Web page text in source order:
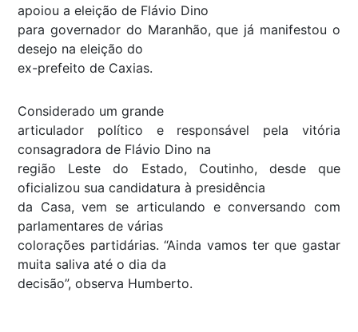
apoiou a eleição de Flávio Dino
para governador do Maranhão, que já manifestou o
desejo na eleição do
ex-prefeito de Caxias.
Considerado um grande
articulador político e responsável pela vitória
consagradora de Flávio Dino na
região Leste do Estado, Coutinho, desde que
oficializou sua candidatura à presidência
da Casa, vem se articulando e conversando com
parlamentares de várias
colorações partidárias. “Ainda vamos ter que gastar
muita saliva até o dia da
decisão”, observa Humberto.